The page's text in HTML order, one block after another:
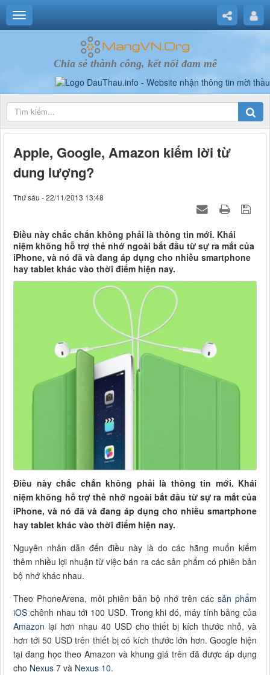
Chia sẻ thành công, kết nối đam mê
Apple, Google, Amazon kiếm lời từ
dung lượng?
Thứ sáu - 22/11/2013 13:48
Điều này chắc chắn không phải là thông tin mới. Khái
niệm không hỗ trợ thẻ nhớ ngoài bắt đầu từ sự ra mắt của
iPhone, và nó đã và đang áp dụng cho nhiều smartphone
hay tablet khác vào thời điểm hiện nay.
Điều này chắc chắn không phải là thông tin mới. Khái
niệm không hỗ trợ thẻ nhớ ngoài bắt đầu từ sự ra mắt của
iPhone, và nó đã và đang áp dụng cho nhiều smartphone
hay tablet khác vào thời điểm hiện nay.
Nguyên nhân dẫn đến điều này là do các hãng muốn kiếm
thêm nhiều lợi nhuận từ việc bán ra các sản phẩm có phiên bản
bộ nhớ khác nhau.
Theo PhoneArena, mỗi phiên bản bộ nhớ trên các sản phẩm
iOS chênh nhau tới 100 USD. Trong khi đó, máy tính bảng của
Amazon lại hơn nhau 40 USD cho thiết bị kích thước nhỏ, và
hơn tới 50 USD trên thiết bị có kích thước lớn hơn. Google hiện
tại đang học theo Amazon và khung giá trên đã được áp dụng
cho Nexus 7 và Nexus 10.